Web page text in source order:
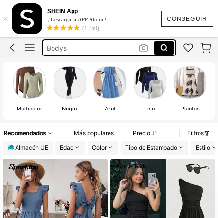
CONSEGUIR
×
SHEIN App
¡ Descarga la APP Ahora !
(1,350)
Mono Adolescente
Bodys
Ropa Adolescente Chica
Mono Adolescente
Multicolor Negro Azul Liso Plantas
Recomendados Más populares Precio
Filtros
Almacén UE
Edad Color Tipo de Estampado Estilo